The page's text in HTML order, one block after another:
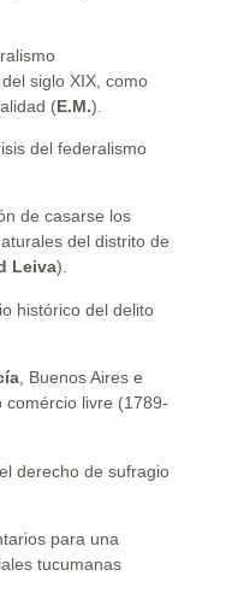
siglo XIX, como
(E.M.).
del federalismo
de casarse los
del distrito de
Leiva).
histórico del delito
, Buenos Aires e
comércio livre (1789-
derecho de sufragio
para una
tucumanas